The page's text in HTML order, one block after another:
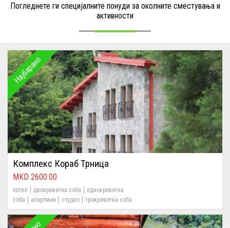
Погледнете ги специјалните понуди за околните сместувања и
активности
Најбарано
Комплекс Кораб Трница
2600.00
хотел двокреветна соба
еднокреветна
соба
апартман студио трокреветна соба